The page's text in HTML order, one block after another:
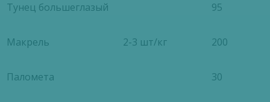
Тунец большеглазый 95
Макрель 2-3 шт/кг 200
Паломета 30